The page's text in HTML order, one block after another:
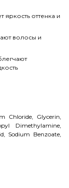
яркость оттенка и
волосы и
Chloride, Glycerin,
Dimethylamine,
Sodium Benzoate,